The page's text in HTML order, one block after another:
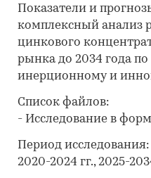
Показатели и
комплексный анализ
цинкового
рынка до 2034 года по
инерционному и
Список файлов:
- Исследование в
Период исследования:
2020-2024 гг., 2025-